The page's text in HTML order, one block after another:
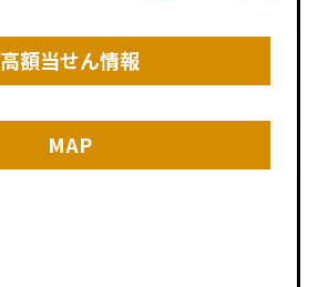
高額当せん情報
MAP